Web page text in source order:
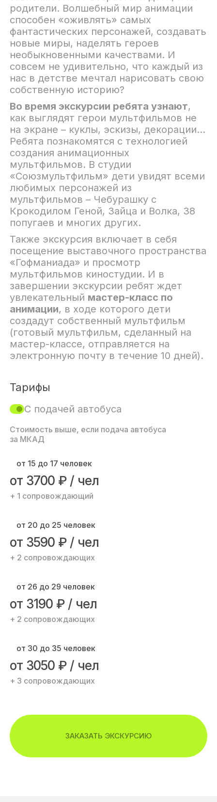
Познаем искусство
Исторические
Литературные экскурсии
Народные промыслы
Экскурсии музыка и кино
Экологические
Военно-патриотические
родители. Волшебный мир анимации
способен «оживлять» самых
фантастических персонажей, создавать
новые миры, наделять героев
необыкновенными качествами. И
совсем не удивительно, что каждый из
нас в детстве мечтал нарисовать свою
собственную историю?
Во время экскурсии ребята узнают,
как выглядят герои мультфильмов не
на экране – куклы, эскизы, декорации…
Ребята познакомятся с технологией
создания анимационных
мультфильмов. В студии
«Союзмультфильм» дети увидят всеми
любимых персонажей из
мультфильмов – Чебурашку с
Крокодилом Геной, Зайца и Волка, 38
попугаев и многих других.
Также экскурсия включает в себя
посещение выставочного пространства
«Гофманиада» и просмотр
мультфильмов киностудии. И в
завершении экскурсии ребят ждет
увлекательный мастер-класс по
анимации, в ходе которого дети
создадут собственный мультфильм
(готовый мультфильм, сделанный на
мастер-классе, отправляется на
электронную почту в течение 10 дней).
Тарифы
С подачей автобуса
Стоимость выше, если подача автобуса
за МКАД
от 15 до 17 человек
от 3700 ₽ / чел
+ 1 сопровождающий
от 20 до 25 человек
от 3590 ₽ / чел
+ 2 сопровождающих
от 26 до 29 человек
от 3190 ₽ / чел
+ 2 сопровождающих
от 30 до 35 человек
от 3050 ₽ / чел
+ 3 сопровождающих
ЗАКАЗАТЬ ЭКСКУРСИЮ